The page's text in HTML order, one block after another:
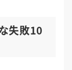
失敗10